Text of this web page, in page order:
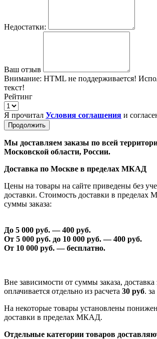
Недостатки:
Ваш отзыв
Внимание: HTML не поддерживается!
текст!
Рейтинг
Я прочитал Условия соглашения и
Продолжить
Мы доставляем заказы по всей
Московской области, России.
Доставка по Москве в пределах МКАД
Цены на товары на сайте приведены без
доставки. Стоимость доставки в пределах
суммы заказа:
До 5 000 руб. —400 руб.
От 5 000 руб. до 10 000 руб. —400 руб.
От 10 000 руб. — бесплатно.
Вне зависимости от суммы заказа,
оплачивается отдельно из расчета 30 руб.
На некоторые товары установлены
доставки в пределах МКАД.
Отдельные категории товаров